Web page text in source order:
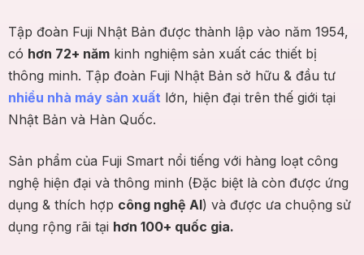
Tập đoàn Fuji Nhật Bản được thành lập vào năm 1954,
có hơn 72+ năm kinh nghiệm sản xuất các thiết bị
thông minh. Tập đoàn Fuji Nhật Bản sở hữu & đầu tư
nhiều nhà máy sản xuất lớn, hiện đại trên thế giới tại
Nhật Bản và Hàn Quốc.
Sản phẩm của Fuji Smart nổi tiếng với hàng loạt công
nghệ hiện đại và thông minh (Đặc biệt là còn được ứng
dụng & thích hợp công nghệ AI) và được ưa chuộng sử
dụng rộng rãi tại hơn 100+ quốc gia.